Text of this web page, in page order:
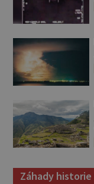
Záhady historie